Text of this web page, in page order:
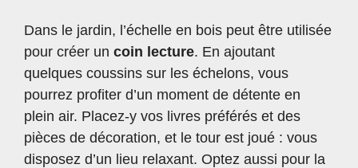
Dans le jardin, l’échelle en bois peut être utilisée
pour créer un coin lecture. En ajoutant
quelques coussins sur les échelons, vous
pourrez profiter d’un moment de détente en
plein air. Placez-y vos livres préférés et des
pièces de décoration, et le tour est joué : vous
disposez d’un lieu relaxant. Optez aussi pour la